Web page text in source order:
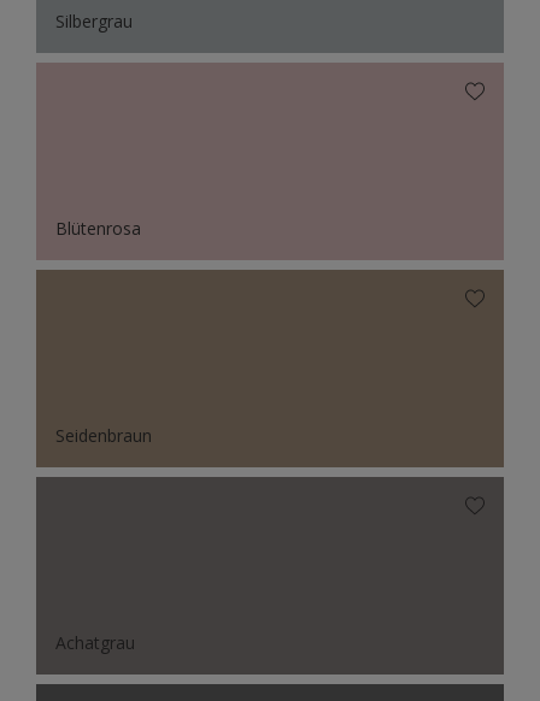
Silbergrau
Blütenrosa
Seidenbraun
Achatgrau